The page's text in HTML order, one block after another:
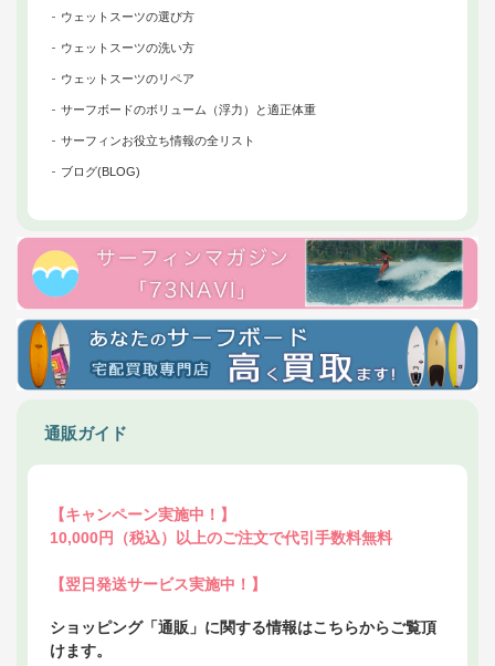
ウェットスーツの選び方
ウェットスーツの洗い方
ウェットスーツのリペア
サーフボードのボリューム（浮力）と適正体重
サーフィンお役立ち情報の全リスト
ブログ(BLOG)
通販ガイド
【キャンペーン実施中！】
10,000円（税込）以上のご注文で代引手数料無料
【翌日発送サービス実施中！】
ショッピング「通販」に関する情報はこちらからご覧頂
けます。